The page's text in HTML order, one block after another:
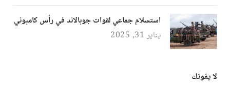
استسلام جماعي لقوات جوبالاند في رأس كامبوني
يناير 31, 2025
لا يفوتك